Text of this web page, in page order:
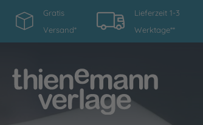
Gratis
Versand*
Lieferzeit 1-3
Werktage**